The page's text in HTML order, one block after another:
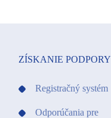
ZÍSKANIE PODPORY
Registračný systém
Odporúčania pre